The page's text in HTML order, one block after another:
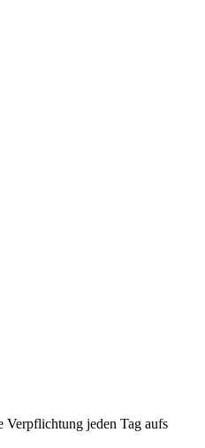
Verpflichtung jeden Tag aufs